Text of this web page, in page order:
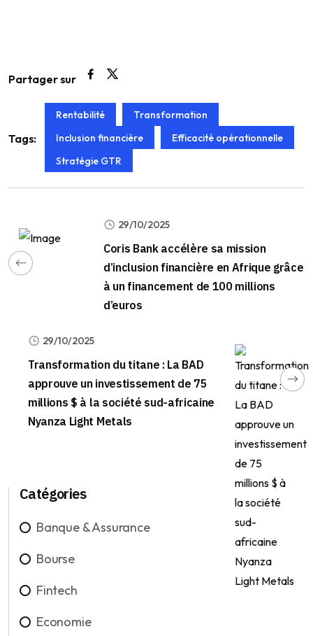
Partager sur
Tags:
Rentabilité
Transformation
Inclusion financière
Efficacité opérationnelle
Stratégie GTR
29/10/2025
Coris Bank accélère sa mission
d’inclusion financière en Afrique grâce
à un financement de 100 millions
d’euros
29/10/2025
Transformation du titane : La BAD
approuve un investissement de 75
millions $ à la société sud-africaine
Nyanza Light Metals
Catégories
Banque & Assurance
Bourse
Fintech
Economie